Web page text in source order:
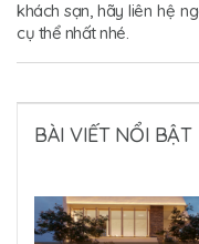
khách sạn, hãy liên hệ
cụ thể nhất nhé.
BÀI VIẾT NỔI BẬT